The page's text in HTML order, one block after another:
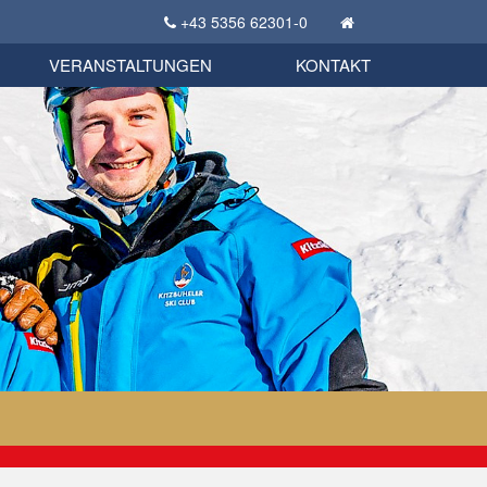
+43 5356 62301-0
KSC Sportgeschichte
Bekleidungsshop
VERANSTALTUNGEN KONTAKT